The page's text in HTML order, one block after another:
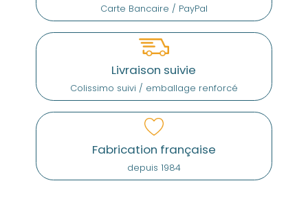
Carte Bancaire / PayPal
Livraison suivie
Colissimo suivi / emballage renforcé
Fabrication française
depuis 1984